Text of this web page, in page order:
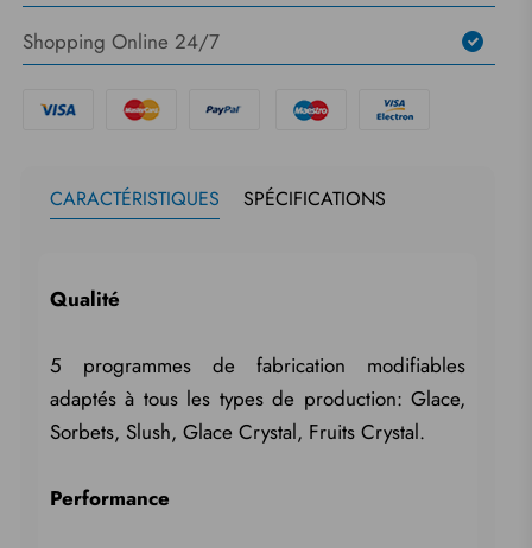
Shopping Online 24/7
CARACTÉRISTIQUES SPÉCIFICATIONS
Qualité
5 programmes de fabrication modifiables
adaptés à tous les types de production: Glace,
Sorbets, Slush, Glace Crystal, Fruits Crystal.
Performance